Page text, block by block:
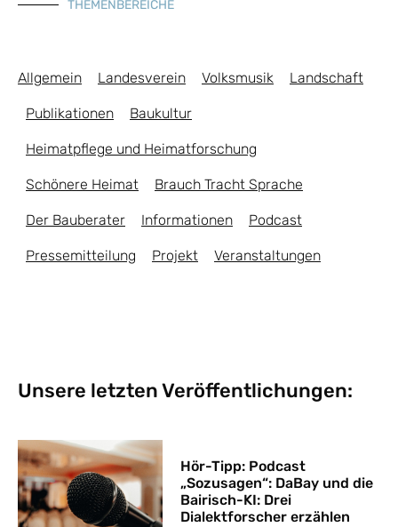
THEMENBEREICHE
Allgemein Landesverein Volksmusik Landschaft
Publikationen Baukultur
Heimatpflege und Heimatforschung
Schönere Heimat Brauch Tracht Sprache
Der Bauberater Informationen Podcast
Pressemitteilung Projekt Veranstaltungen
Unsere letzten Veröffentlichungen:
Hör-Tipp: Podcast
„Sozusagen“: DaBay und die
Bairisch-KI: Drei
Dialektforscher erzählen